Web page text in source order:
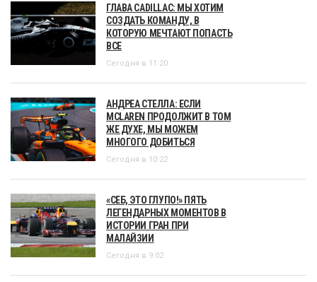
ГЛАВА CADILLAC: МЫ ХОТИМ
СОЗДАТЬ КОМАНДУ, В
КОТОРУЮ МЕЧТАЮТ ПОПАСТЬ
ВСЕ
Сегодня в 11:20
АНДРЕА СТЕЛЛА: ЕСЛИ
MCLAREN ПРОДОЛЖИТ В ТОМ
ЖЕ ДУХЕ, МЫ МОЖЕМ
МНОГОГО ДОБИТЬСЯ
Сегодня в 10:22
«СЕБ, ЭТО ГЛУПО!» ПЯТЬ
ЛЕГЕНДАРНЫХ МОМЕНТОВ В
ИСТОРИИ ГРАН ПРИ
МАЛАЙЗИИ
Сегодня в 9:02